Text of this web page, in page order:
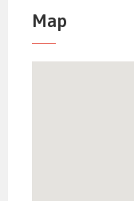
Map